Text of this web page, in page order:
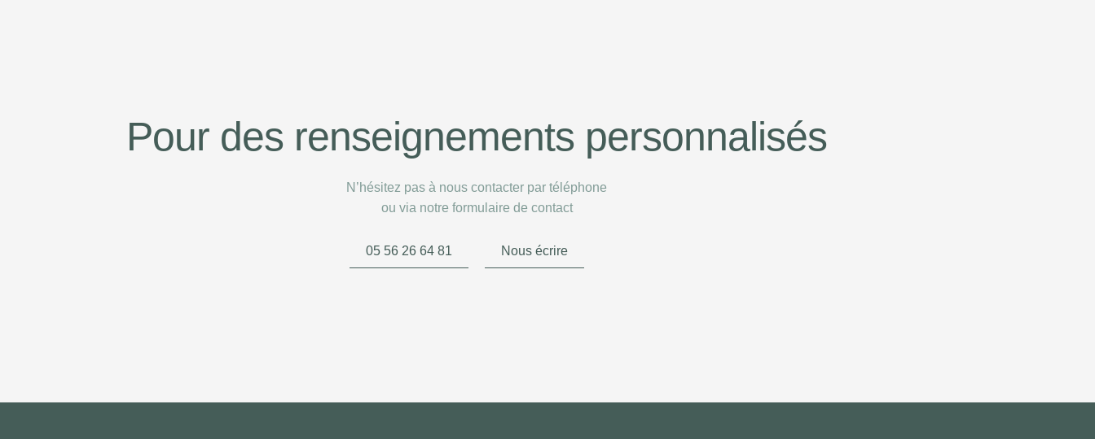
Pour des renseignements personnalisés
N’hésitez pas à nous contacter par téléphone
ou via notre formulaire de contact
05 56 26 64 81 Nous écrire